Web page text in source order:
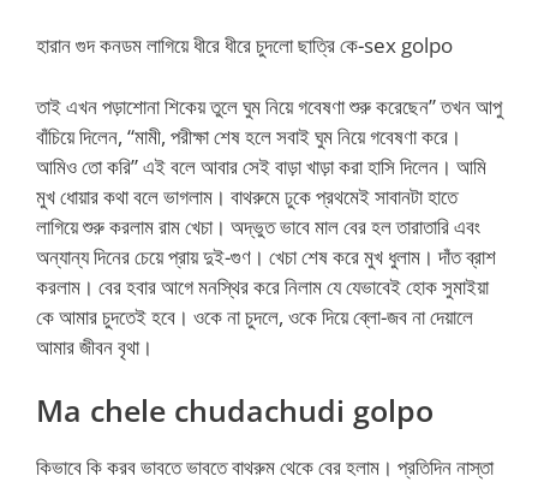
হারান ‍গুদ কনডম লাগিয়ে ধীরে ধীরে চুদলো ছাত্রি কে-sex golpo
তাই এখন পড়াশোনা শিকেয় তুলে ঘুম নিয়ে গবেষণা শুরু করেছেন” তখন আপু
বাঁচিয়ে দিলেন, “মামী, পরীক্ষা শেষ হলে সবাই ঘুম নিয়ে গবেষণা করে।
আমিও তো করি” এই বলে আবার সেই বাড়া খাড়া করা হাসি দিলেন। আমি
মুখ ধোয়ার কথা বলে ভাগলাম। বাথরুমে ঢুকে প্রথমেই সাবানটা হাতে
লাগিয়ে শুরু করলাম রাম খেচা। অদ্ভুত ভাবে মাল বের হল তারাতারি এবং
অন্যান্য দিনের চেয়ে প্রায় দুই-গুণ। খেচা শেষ করে মুখ ধুলাম। দাঁত ব্রাশ
করলাম। বের হবার আগে মনস্থির করে নিলাম যে যেভাবেই হোক সুমাইয়া
কে আমার চুদতেই হবে। ওকে না চুদলে, ওকে দিয়ে ব্লো-জব না দেয়ালে
আমার জীবন বৃথা।
Ma chele chudachudi golpo
কিভাবে কি করব ভাবতে ভাবতে বাথরুম থেকে বের হলাম। প্রতিদিন নাস্তা